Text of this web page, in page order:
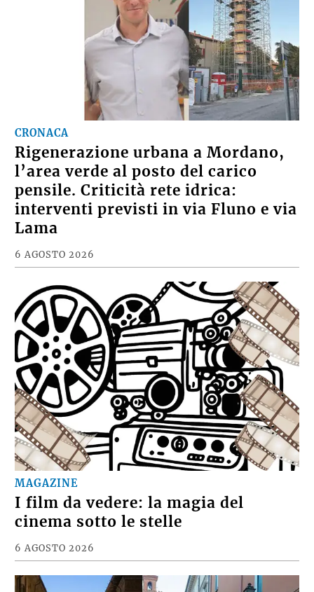
CRONACA
Rigenerazione urbana a Mordano,
l’area verde al posto del carico
pensile. Criticità rete idrica:
interventi previsti in via Fluno e via
Lama
6 AGOSTO 2026
MAGAZINE
I film da vedere: la magia del
cinema sotto le stelle
6 AGOSTO 2026